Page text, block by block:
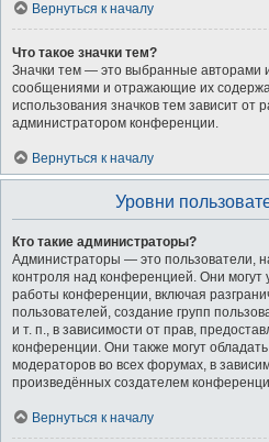
Вернуться к началу
Что такое значки тем?
Значки тем — это выбранные авторами
сообщениями и отражающие их
использования значков тем зависит от
администратором конференции.
Вернуться к началу
Уровни
Кто такие администраторы?
Администраторы — это пользователи,
контроля над конференцией. Они могут
работы конференции, включая
пользователей, создание групп
и т. п., в зависимости от прав,
конференции. Они также могут
модераторов во всех форумах, в
произведённых создателем
Вернуться к началу